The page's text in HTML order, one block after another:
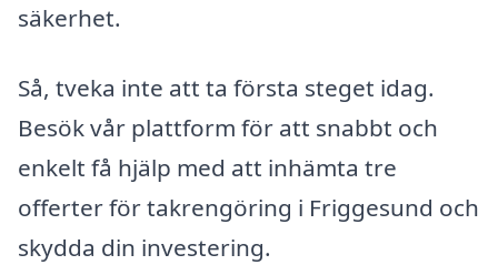
säkerhet.
Så, tveka inte att ta första steget idag.
Besök vår plattform för att snabbt och
enkelt få hjälp med att inhämta tre
offerter för takrengöring i Friggesund och
skydda din investering.